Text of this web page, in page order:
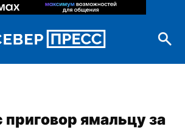
ямальцу за